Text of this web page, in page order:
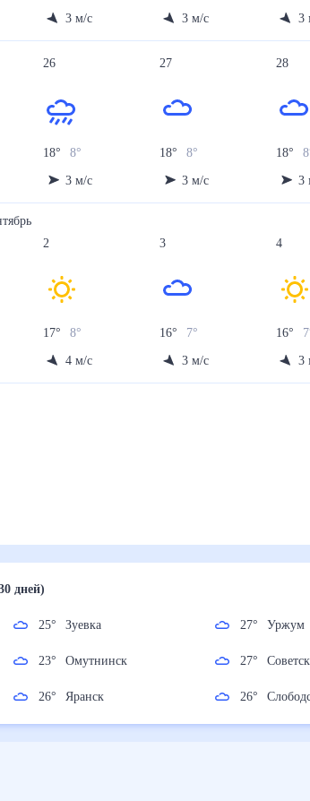
3 м/с
3 м/с
3
26
18° 8°
3 м/с
27
18° 8°
3 м/с
28
18° 8
3
2
17° 8°
4 м/с
3
16° 7°
3 м/с
4
16° 7
3
(30 дней)
25° Зуевка
23° Омутнинск
26° Яранск
27° Уржум
27°
26°